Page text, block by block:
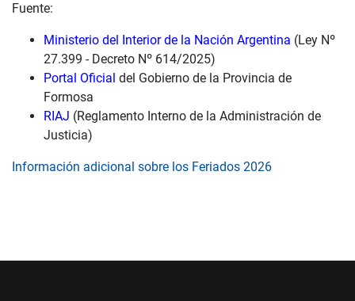
Fuente:
Ministerio del Interior de la Nación Argentina (Ley Nº
27.399 - Decreto Nº 614/2025)
Portal Oficial del Gobierno de la Provincia de
Formosa
RIAJ (Reglamento Interno de la Administración de
Justicia)
Información adicional sobre los Feriados 2026